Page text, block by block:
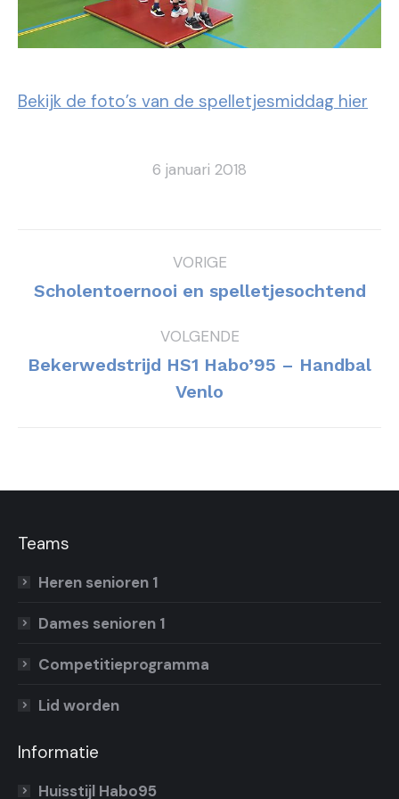
Bekijk de foto’s van de spelletjesmiddag hier
6 januari 2018
navigatie
VORIGE
Vorig
Scholentoernooi en spelletjesochtend
VOLGENDE
Volgend
bericht
Bekerwedstrijd HS1 Habo’95 – Handbal
Venlo
Teams
Heren senioren 1
Dames senioren 1
Competitieprogramma
Lid worden
Informatie
Huisstijl Habo95